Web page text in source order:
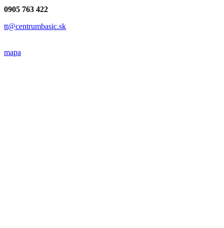
0905 763 422
tt@centrumbasic.sk
mapa